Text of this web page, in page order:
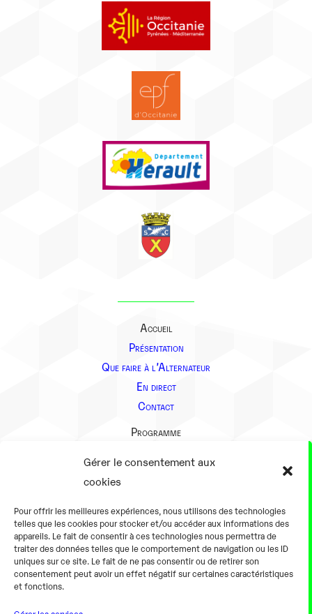
Gérer le consentement aux
cookies
Pour offrir les meilleures expériences, nous utilisons des technologies
telles que les cookies pour stocker et/ou accéder aux informations des
appareils. Le fait de consentir à ces technologies nous permettra de
traiter des données telles que le comportement de navigation ou les ID
uniques sur ce site. Le fait de ne pas consentir ou de retirer son
consentement peut avoir un effet négatif sur certaines caractéristiques
et fonctions.
Accueil
Présentation
Que faire à l’Alternateur
En direct
Contact
Programme
Présentation
En pratique
Tarifs et horaires
Salles
Équipements numériques